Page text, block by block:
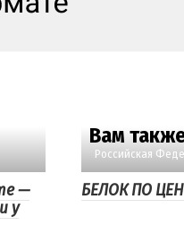
Вам
—
у
Российская
БЕЛОК ПО